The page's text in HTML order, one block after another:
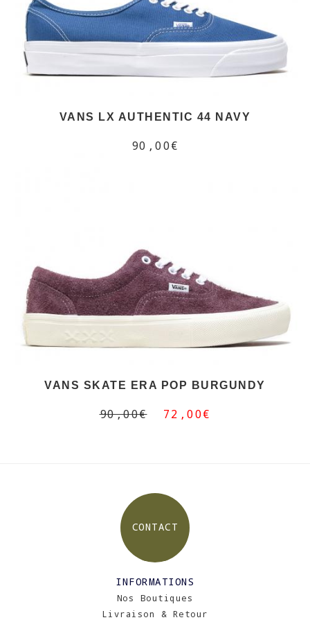
VANS LX AUTHENTIC 44 NAVY
90,00€
VANS SKATE ERA POP BURGUNDY
90,00€ 72,00€
CONTACT
INFORMATIONS
Nos Boutiques
Livraison & Retour